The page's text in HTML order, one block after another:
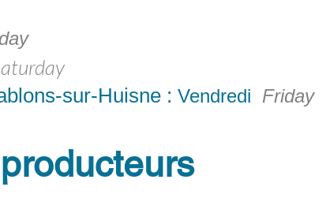
sur-Huisne : Vendredi Friday